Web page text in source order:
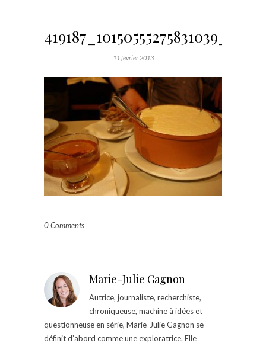
11 février 2013
0 Comments
Marie-Julie Gagnon
Autrice, journaliste, recherchiste,
chroniqueuse, machine à idées et
questionneuse en série, Marie-Julie Gagnon se
définit d’abord comme une exploratrice. Elle